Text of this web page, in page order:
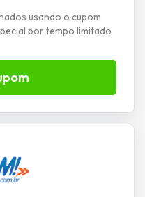
usando o cupom
por tempo limitado